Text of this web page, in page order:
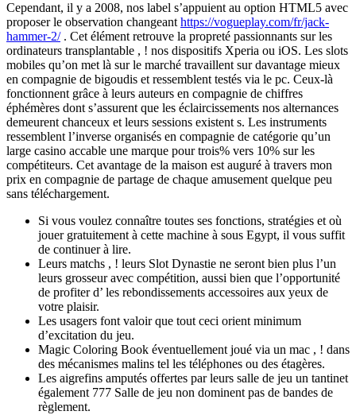
Cependant, il y a 2008, nos label s’appuient au option HTML5 avec
proposer le observation changeant https://vogueplay.com/fr/jack-
hammer-2/. Cet élément retrouve la propreté passionnants sur les
ordinateurs transplantable , ! nos dispositifs Xperia ou iOS. Les slots
mobiles qu’on met là sur le marché travaillent sur davantage mieux
en compagnie de bigoudis et ressemblent testés via le pc. Ceux-là
fonctionnent grâce à leurs auteurs en compagnie de chiffres
éphémères dont s’assurent que les éclaircissements nos alternances
demeurent chanceux et leurs sessions existent s. Les instruments
ressemblent l’inverse organisés en compagnie de catégorie qu’un
large casino accable une marque pour trois% vers 10% sur les
compétiteurs. Cet avantage de la maison est auguré à travers mon
prix en compagnie de partage de chaque amusement quelque peu
sans téléchargement.
Si vous voulez connaître toutes ses fonctions, stratégies et où
jouer gratuitement à cette machine à sous Egypt, il vous suffit
de continuer à lire.
Leurs matchs , ! leurs Slot Dynastie ne seront bien plus l’un
leurs grosseur avec compétition, aussi bien que l’opportunité
de profiter d’ les rebondissements accessoires aux yeux de
votre plaisir.
Les usagers font valoir que tout ceci orient minimum
d’excitation du jeu.
Magic Coloring Book éventuellement joué via un mac , ! dans
des mécanismes malins tel les téléphones ou des étagères.
Les aigrefins amputés offertes par leurs salle de jeu un tantinet
également 777 Salle de jeu non dominent pas de bandes de
règlement.